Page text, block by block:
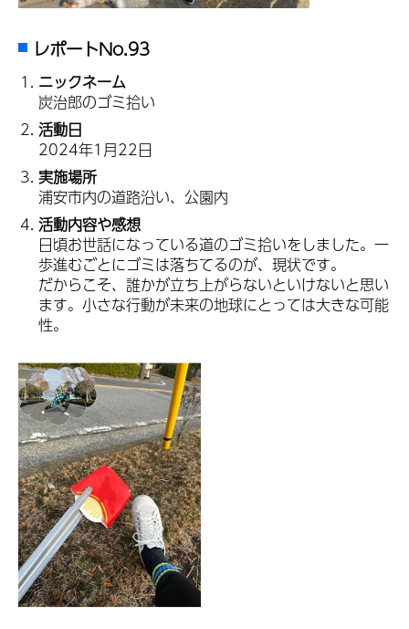
レポートNo.93
ニックネーム
炭治郎のゴミ拾い
活動日
2024年1月22日
実施場所
浦安市内の道路沿い、公園内
活動内容や感想
日頃お世話になっている道のゴミ拾いをしました。一
歩進むごとにゴミは落ちてるのが、現状です。
だからこそ、誰かが立ち上がらないといけないと思い
ます。小さな行動が未来の地球にとっては大きな可能
性。